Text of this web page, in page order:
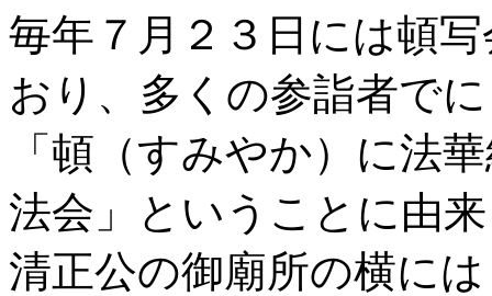
毎年７月２３日には頓
おり、多くの参詣者で
「頓（すみやか）に法
法会」ということに由
清正公の御廟所の横に